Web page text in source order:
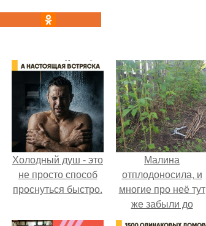
Холодный душ - это
не просто способ
проснуться быстро.
Малина
отплодоносила, и
многие про неё тут
же забыли до
следующего лета.